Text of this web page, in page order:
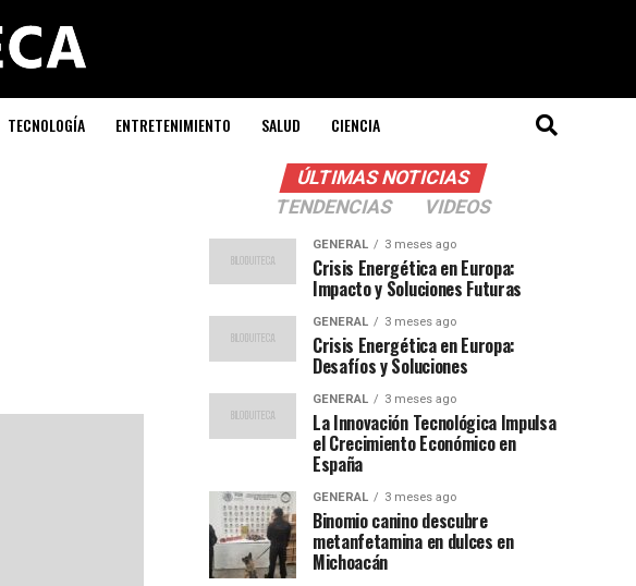
TECNOLOGÍA ENTRETENIMIENTO SALUD CIENCIA
ÚLTIMAS NOTICIAS
TENDENCIAS
VIDEOS
GENERAL 3 meses ago
Crisis Energética en Europa:
Impacto y Soluciones Futuras
GENERAL 3 meses ago
Crisis Energética en Europa:
Desafíos y Soluciones
GENERAL 3 meses ago
La Innovación Tecnológica Impulsa
el Crecimiento Económico en
España
GENERAL 3 meses ago
Binomio canino descubre
metanfetamina en dulces en
Michoacán